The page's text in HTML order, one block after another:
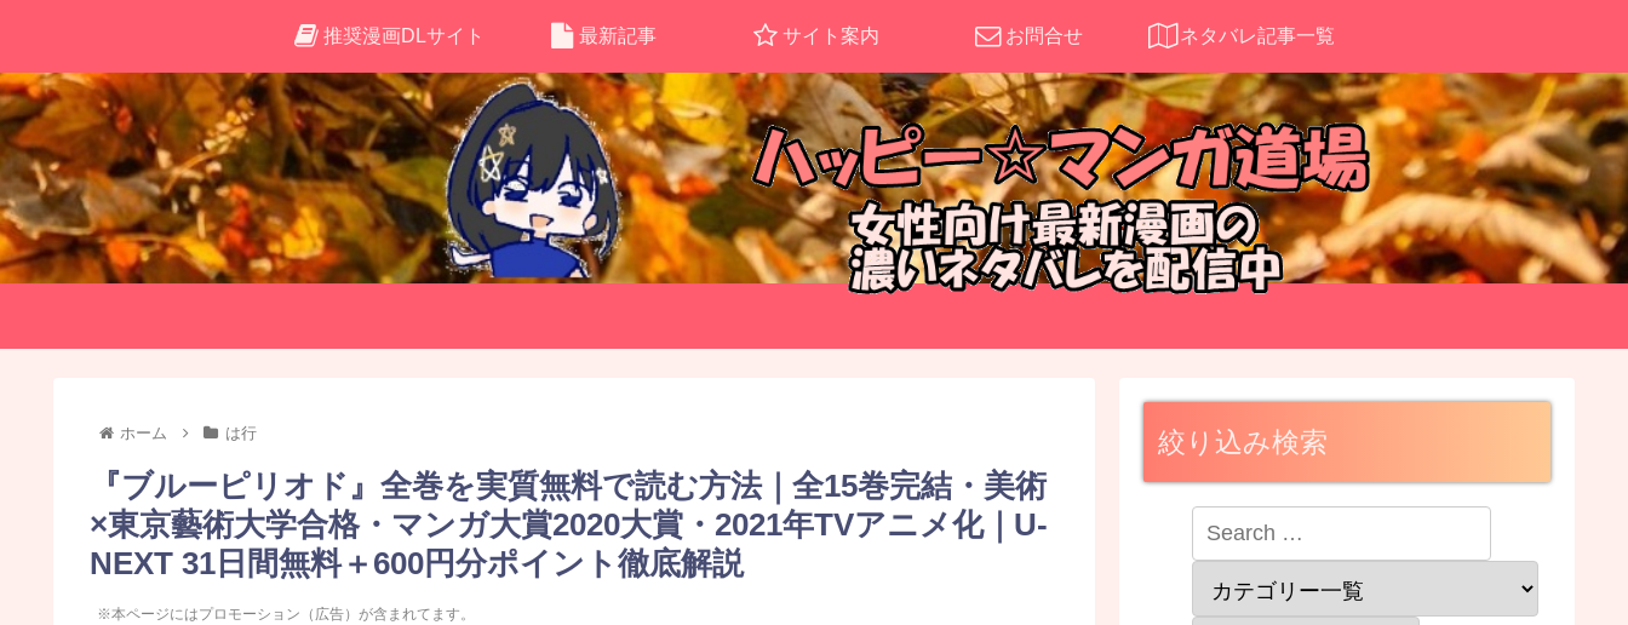
推奨漫画DLサイト 最新記事 サイト案内 お問合せ ネタバレ記事一覧
ホーム は行
『ブルーピリオド』全巻を実質無料で読む方法｜全15巻完結・美術
×東京藝術大学合格・マンガ大賞2020大賞・2021年TVアニメ化｜U-
NEXT 31日間無料＋600円分ポイント徹底解説
※本ページにはプロモーション（広告）が含まれてます。
絞り込み検索